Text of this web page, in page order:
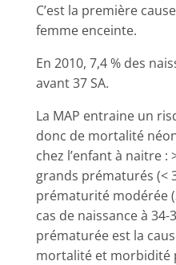
C’est la première
femme enceinte.
En 2010, 7,4 % des
avant 37 SA.
La MAP entraine un
donc de mortalité
chez l’enfant à naitre :
grands prématurés (<
prématurité modérée
cas de naissance à 34-
prématurée est la
mortalité et morbidité